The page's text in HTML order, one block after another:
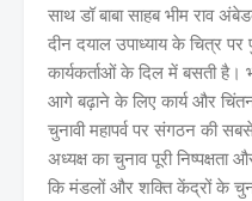
साथ डॉ बाबा साहब भीम राव
दीन दयाल उपाध्याय के चित्र
कार्यकर्ताओं के दिल में बसती है।
आगे बढ़ाने के लिए कार्य और
चुनावी महापर्व पर संगठन की
अध्यक्ष का चुनाव पूरी निष्पक्षता
कि मंडलों और शक्ति केंद्रों के